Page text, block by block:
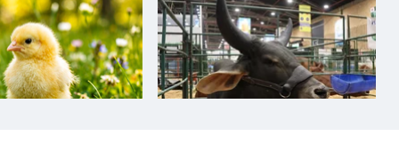
$ 3.181,00 -$ 597,00 -15,80%
$ 30.000,00 - -
$ 39.500,00 - -